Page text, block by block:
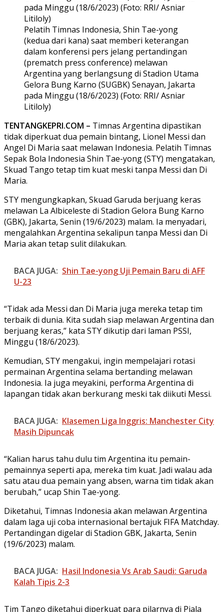
Pelatih Timnas Indonesia, Shin Tae-yong
(kedua dari kana) saat memberi keterangan
dalam konferensi pers jelang pertandingan
(prematch press conference) melawan
Argentina yang berlangsung di Stadion Utama
Gelora Bung Karno (SUGBK) Senayan, Jakarta
pada Minggu (18/6/2023) (Foto: RRI/ Asniar
Litiloly)
TENTANGKEPRI.COM – Timnas Argentina dipastikan
tidak diperkuat dua pemain bintang, Lionel Messi dan
Angel Di Maria saat melawan Indonesia. Pelatih Timnas
Sepak Bola Indonesia Shin Tae-yong (STY) mengatakan,
Skuad Tango tetap tim kuat meski tanpa Messi dan Di
Maria.
STY mengungkapkan, Skuad Garuda berjuang keras
melawan La Albiceleste di Stadion Gelora Bung Karno
(GBK), Jakarta, Senin (19/6/2023) malam. Ia menyadari,
mengalahkan Argentina sekalipun tanpa Messi dan Di
Maria akan tetap sulit dilakukan.
BACA JUGA: Shin Tae-yong Uji Pemain Baru di AFF
U-23
“Tidak ada Messi dan Di Maria juga mereka tetap tim
terbaik di dunia. Kita sudah siap melawan Argentina dan
berjuang keras,” kata STY dikutip dari laman PSSI,
Minggu (18/6/2023).
Kemudian, STY mengakui, ingin mempelajari rotasi
permainan Argentina selama bertanding melawan
Indonesia. Ia juga meyakini, performa Argentina di
lapangan tidak akan berkurang meski tak diikuti Messi.
BACA JUGA: Klasemen Liga Inggris: Manchester City
Masih Dipuncak
“Kalian harus tahu dulu tim Argentina itu pemain-
pemainnya seperti apa, mereka tim kuat. Jadi walau ada
satu atau dua pemain yang absen, warna tim tidak akan
berubah,” ucap Shin Tae-yong.
Diketahui, Timnas Indonesia akan melawan Argentina
dalam laga uji coba internasional bertajuk FIFA Matchday.
Pertandingan digelar di Stadion GBK, Jakarta, Senin
(19/6/2023) malam.
BACA JUGA: Hasil Indonesia Vs Arab Saudi: Garuda
Kalah Tipis 2-3
Tim Tango diketahui diperkuat para pilarnya di Piala